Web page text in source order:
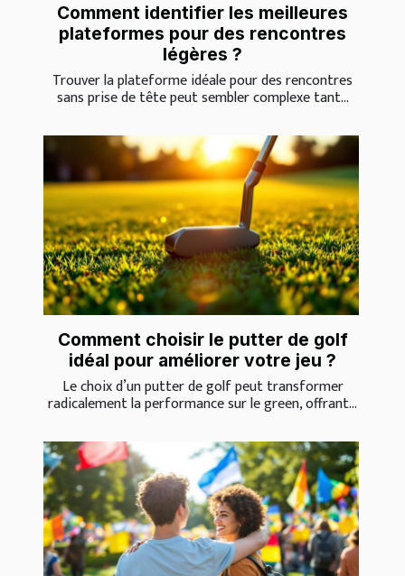
Comment identifier les meilleures
plateformes pour des rencontres
légères ?
Trouver la plateforme idéale pour des rencontres
sans prise de tête peut sembler complexe tant...
Comment choisir le putter de golf
idéal pour améliorer votre jeu ?
Le choix d’un putter de golf peut transformer
radicalement la performance sur le green, offrant...